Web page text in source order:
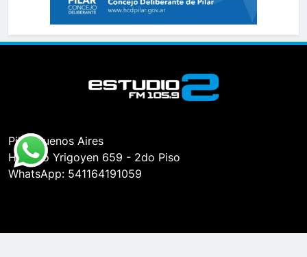
Pilar, Buenos Aires
Hipólito Yrigoyen 659 - 2do Piso
WhatsApp: 541164191059